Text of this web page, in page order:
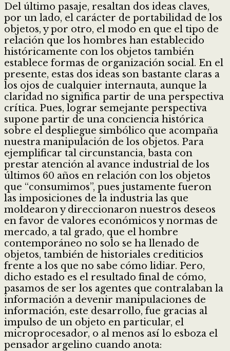
Del último pasaje, resaltan dos ideas claves,
por un lado, el carácter de portabilidad de los
objetos, y por otro, el modo en que el tipo de
relación que los hombres han establecido
históricamente con los objetos también
establece formas de organización social. En el
presente, estas dos ideas son bastante claras a
los ojos de cualquier internauta, aunque la
claridad no significa partir de una perspectiva
crítica. Pues, lograr semejante perspectiva
supone partir de una conciencia histórica
sobre el despliegue simbólico que acompaña
nuestra manipulación de los objetos. Para
ejemplificar tal circunstancia, basta con
prestar atención al avance industrial de los
últimos 60 años en relación con los objetos
que “consumimos”, pues justamente fueron
las imposiciones de la industria las que
moldearon y direccionaron nuestros deseos
en favor de valores económicos y normas de
mercado, a tal grado, que el hombre
contemporáneo no solo se ha llenado de
objetos, también de historiales crediticios
frente a los que no sabe cómo lidiar. Pero,
dicho estado es el resultado final de cómo,
pasamos de ser los agentes que contralaban la
información a devenir manipulaciones de
información, este desarrollo, fue gracias al
impulso de un objeto en particular, el
microprocesador, o al menos así lo esboza el
pensador argelino cuando anota: